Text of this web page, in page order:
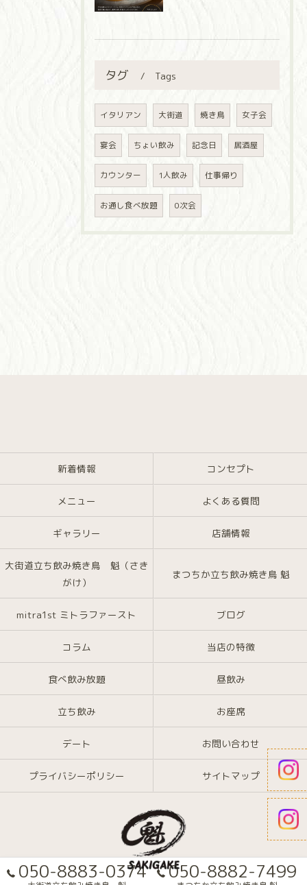
タグ Tags
イタリアン 大街道 焼き鳥 女子会
宴会 ちょい飲み 記念日 居酒屋
カウンター 1人飲み 仕事帰り
お通し食べ放題 0次会
050-8883-0374 050-8882-7499
新着情報 コンセプト
メニュー よくある質問
ギャラリー 店舗情報
大街道立ち飲み焼き鳥 魁（さき
がけ）
まつちか立ち飲み焼き鳥 魁
mitra1st ミトラファースト ブログ
コラム 当店の特徴
食べ飲み放題 昼飲み
立ち飲み お座席
デート お問い合わせ
プライバシーポリシー サイトマップ